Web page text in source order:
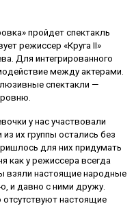
пройдет спектакль
режиссер «Круга II»
Для интегрированного
между актерами.
спектакли —
у нас участвовали
их группы остались без
для них придумать
как у режиссера всегда
взяли настоящие народные
и давно с ними дружу.
настоящие